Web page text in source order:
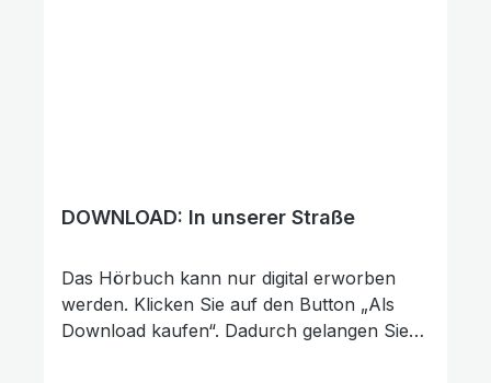
DOWNLOAD: In unserer Straße
Das Hörbuch kann nur digital erworben
werden. Klicken Sie auf den Button „Als
Download kaufen“. Dadurch gelangen Sie
Animationen stoppen Überschriften hervorheben